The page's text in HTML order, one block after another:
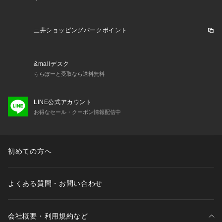
三井ショッピングパークポイント
&mallデスク
ららぽーと受取なら送料無料
LINE公式アカウント
お得なセール・クーポン情報配信中
初めての方へ
よくある質問・お問い合わせ
会社概要・利用規約など